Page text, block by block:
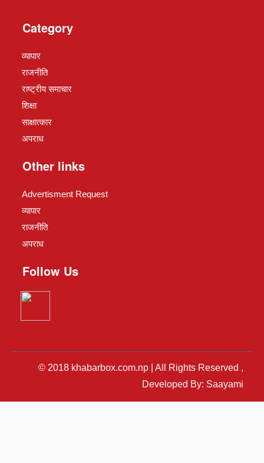
Category
व्यापार
राजनीति
राष्ट्रीय समाचार
शिक्षा
साक्षात्कार
अपराध
Other links
Advertisment Request
व्यापार
राजनीति
अपराध
Follow Us
© 2018 khabarbox.com.np | All Rights Reserved ,
Developed By: Saayami